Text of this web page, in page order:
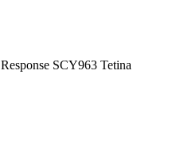
SCY963 Tetina